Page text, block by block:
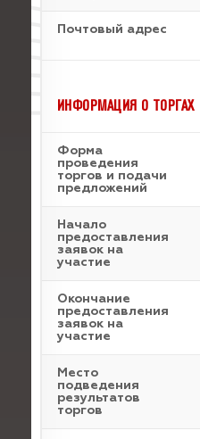
Почтовый адрес
ИНФОРМАЦИЯ О ТОРГАХ
Форма
проведения
торгов и подачи
предложений
Начало
предоставления
заявок на
участие
Окончание
предоставления
заявок на
участие
Место
подведения
результатов
торгов